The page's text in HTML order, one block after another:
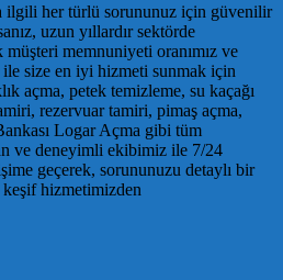
ilgili her türlü sorununuz için güvenilir
uzun yıllardır sektörde
memnuniyeti oranımız ve
ile size en iyi hizmeti sunmak için
açma, petek temizleme, su kaçağı
rezervuar tamiri, pimaş açma,
Logar Açma gibi tüm
ve deneyimli ekibimiz ile 7/24
geçerek, sorununuzu detaylı bir
hizmetimizden